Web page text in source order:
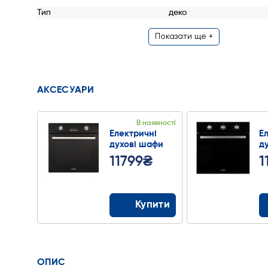
Тип деко
Показати ще +
АКСЕСУАРИ
В наявності
Електричні
духові шафи
LONDON
11799₴
Купити
ОПИС